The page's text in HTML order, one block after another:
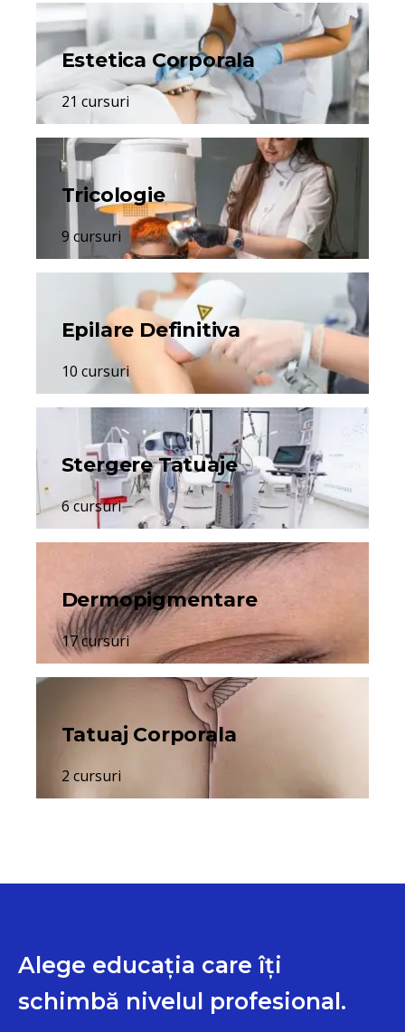
Estetica Corporala
21 cursuri
Tricologie
9 cursuri
Epilare Definitiva
10 cursuri
Stergere Tatuaje
6 cursuri
Dermopigmentare
17 cursuri
Tatuaj Corporala
2 cursuri
Alege educația care îți
schimbă nivelul profesional.